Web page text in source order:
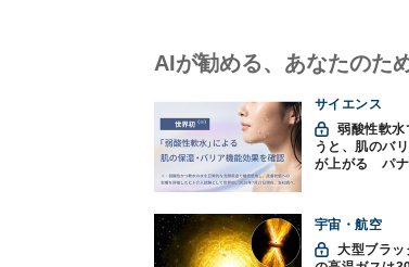
AIが勧める、あなたのた
サイエンス
弱酸性軟水で顔を洗
うと、肌のバ
が上がる パナ
宇宙・航空
大型ブラックホール